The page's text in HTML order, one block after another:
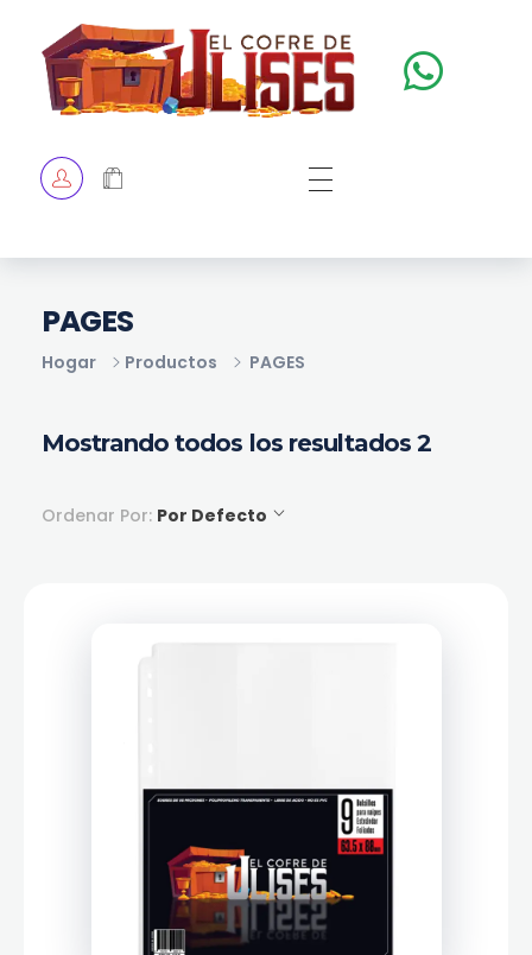
TIENDA
Hogar Productos PAGES
PAGES
Mostrando todos los resultados 2
Ordenar Por: Por Defecto